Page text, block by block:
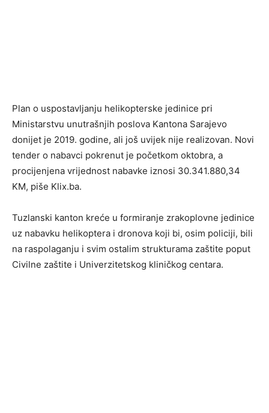
Plan o uspostavljanju helikopterske jedinice pri
Ministarstvu unutrašnjih poslova Kantona Sarajevo
donijet je 2019. godine, ali još uvijek nije realizovan. Novi
tender o nabavci pokrenut je početkom oktobra, a
procijenjena vrijednost nabavke iznosi 30.341.880,34
KM, piše Klix.ba.
Tuzlanski kanton kreće u formiranje zrakoplovne jedinice
uz nabavku helikoptera i dronova koji bi, osim policiji, bili
na raspolaganju i svim ostalim strukturama zaštite poput
Civilne zaštite i Univerzitetskog kliničkog centara.